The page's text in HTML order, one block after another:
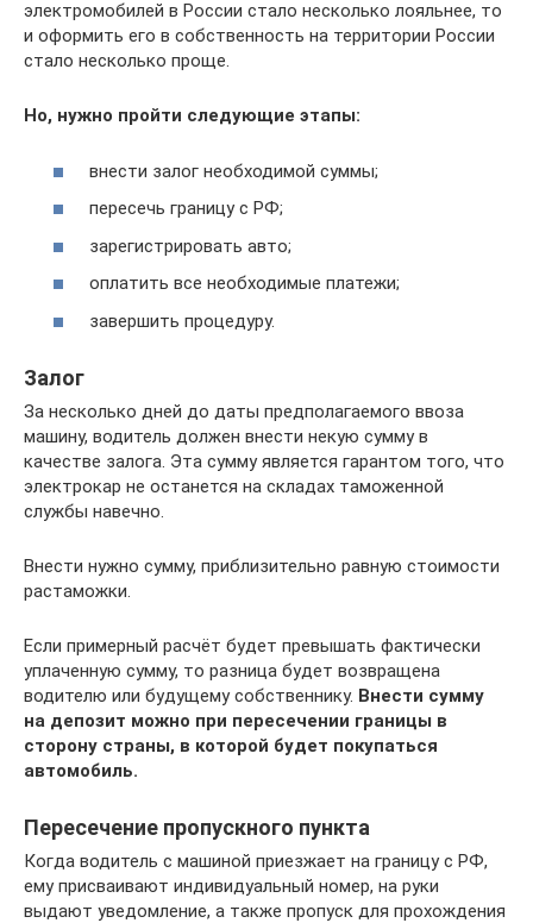
электромобилей в России стало несколько лояльнее, то
и оформить его в собственность на территории России
стало несколько проще.
Но, нужно пройти следующие этапы:
внести залог необходимой суммы;
пересечь границу с РФ;
зарегистрировать авто;
оплатить все необходимые платежи;
завершить процедуру.
Залог
За несколько дней до даты предполагаемого ввоза
машину, водитель должен внести некую сумму в
качестве залога. Эта сумму является гарантом того, что
электрокар не останется на складах таможенной
службы навечно.
Внести нужно сумму, приблизительно равную стоимости
растаможки.
Если примерный расчёт будет превышать фактически
уплаченную сумму, то разница будет возвращена
водителю или будущему собственнику. Внести сумму
на депозит можно при пересечении границы в
сторону страны, в которой будет покупаться
автомобиль.
Пересечение пропускного пункта
Когда водитель с машиной приезжает на границу с РФ,
ему присваивают индивидуальный номер, на руки
выдают уведомление, а также пропуск для прохождения